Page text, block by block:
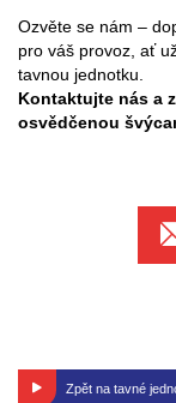
Ozvěte se nám –
pro váš provoz, ať
tavnou jednotku.
Kontaktujte nás a
osvědčenou
Zpět na tavné